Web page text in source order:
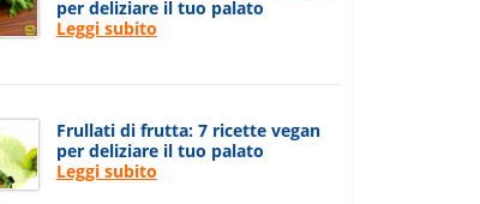
per deliziare il tuo palato
Leggi subito
Frullati di frutta: 7 ricette vegan
per deliziare il tuo palato
Leggi subito